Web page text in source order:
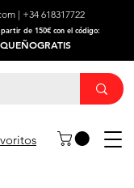
| +34 618317722
de 150€ con el código: